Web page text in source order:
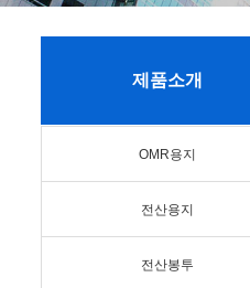
제품소개
OMR용지
전산용지
전산봉투